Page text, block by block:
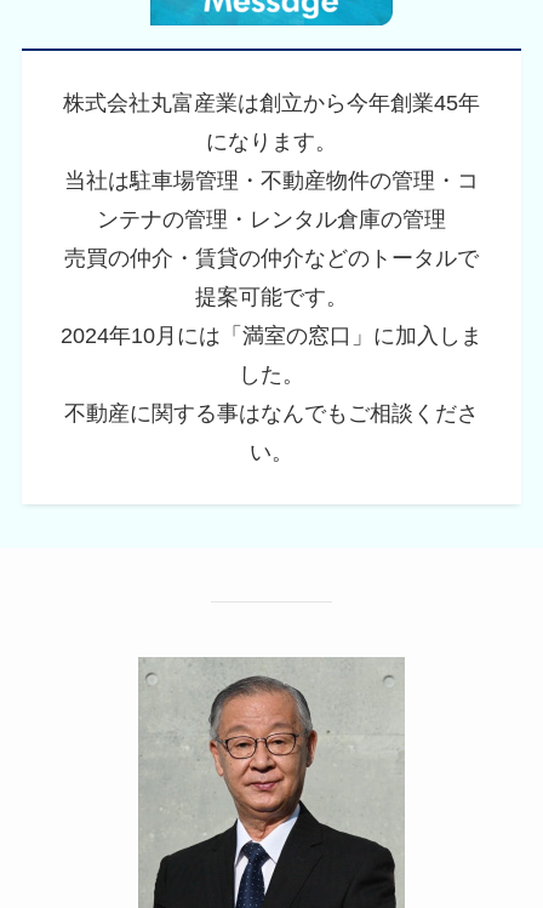
株式会社丸富産業は創立から今年創業45年
になります。
当社は駐車場管理・不動産物件の管理・コ
ンテナの管理・レンタル倉庫の管理
売買の仲介・賃貸の仲介などのトータルで
提案可能です。
2024年10月には「満室の窓口」に加入しま
した。
不動産に関する事はなんでもご相談くださ
い。